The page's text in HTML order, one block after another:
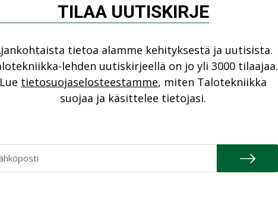
TILAA UUTISKIRJE
tietoa alamme kehityksestä ja uutisista.
lehden uutiskirjeellä on jo yli 3000 tilaajaa.
Lue tietosuojaselosteestamme, miten Talotekniikka
suojaa ja käsittelee tietojasi.